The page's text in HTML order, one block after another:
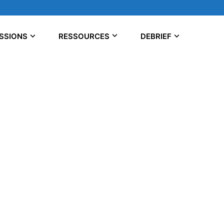
RESSOURCES DEBRIEF